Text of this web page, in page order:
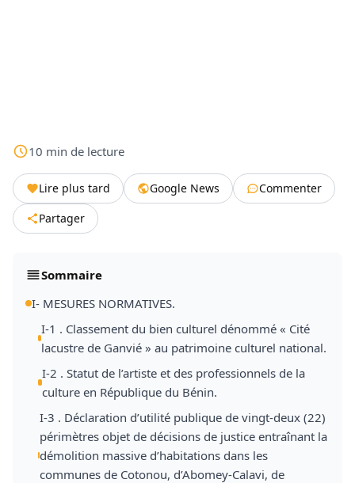
10 min de lecture
Lire plus tard Google News
Commenter
Partager
Sommaire
I- MESURES NORMATIVES.
I-1 . Classement du bien culturel dénommé « Cité
lacustre de Ganvié » au patrimoine culturel national.
I-2 . Statut de l’artiste et des professionnels de la
culture en République du Bénin.
I-3 . Déclaration d’utilité publique de vingt-deux (22)
périmètres objet de décisions de justice entraînant la
démolition massive d’habitations dans les
communes de Cotonou, d’Abomey-Calavi, de